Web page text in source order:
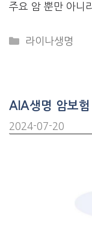
주요 암 뿐만 아니
CATEGORIES
라이나생명
AIA생명 암보
2024-07-20